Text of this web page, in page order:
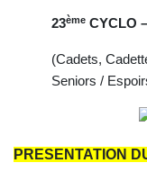
23ème CYCLO
(Cadets,
Seniors /
PRESENTATION